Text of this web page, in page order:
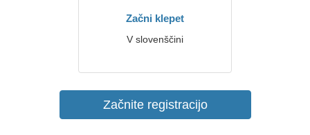
Začni klepet
V slovenščini
Začnite registracijo